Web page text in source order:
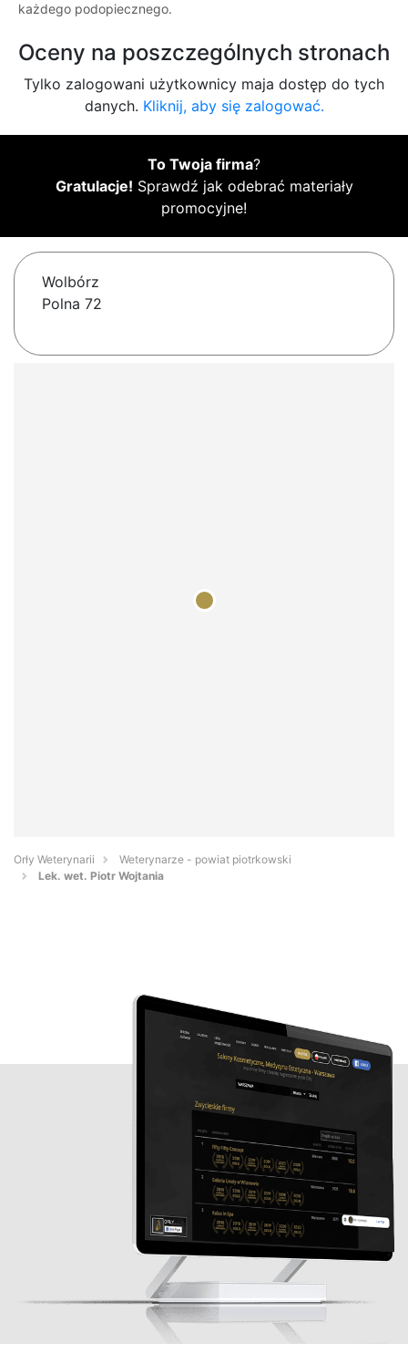
każdego podopiecznego.
Oceny na poszczególnych stronach
Tylko zalogowani użytkownicy maja dostęp do tych
danych. Kliknij, aby się zalogować.
To Twoja firma?
Gratulacje! Sprawdź jak odebrać materiały
promocyjne!
Wolbórz
Polna 72
Orły Weterynarii
Weterynarze - powiat piotrkowski
Lek. wet. Piotr Wojtania